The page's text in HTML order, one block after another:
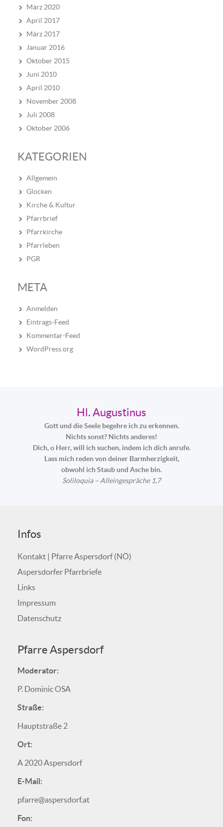
März 2020
April 2017
März 2017
Januar 2016
Oktober 2015
Juni 2010
April 2010
November 2008
Juli 2008
Oktober 2006
KATEGORIEN
Allgemein
Glocken
Kirche & Kultur
Pfarrbrief
Pfarrkirche
Pfarrleben
PGR
META
Anmelden
Eintrags-Feed
Kommentar-Feed
WordPress.org
Hl. Augustinus
Gott und die Seele begehre ich zu erkennen.
Nichts sonst? Nichts anderes!
Dich, o Herr, will ich suchen, indem ich dich anrufe.
Lass mich reden von deiner Barmherzigkeit,
obwohl ich Staub und Asche bin.
Soliloquia – Alleingespräche 1,7
Infos
Kontakt | Pfarre Aspersdorf (NÖ)
Aspersdorfer Pfarrbriefe
Links
Impressum
Datenschutz
Pfarre Aspersdorf
Moderator:
P. Dominic OSA
Straße:
Hauptstraße 2
Ort:
A 2020 Aspersdorf
E-Mail:
pfarre@aspersdorf.at
Fon: